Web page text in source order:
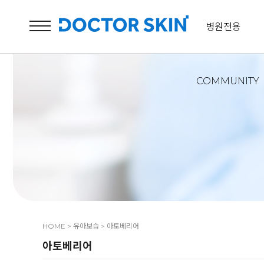
병원전용
COMMUNITY
HOME > 유아보습 > 아토베리어
아토베리어